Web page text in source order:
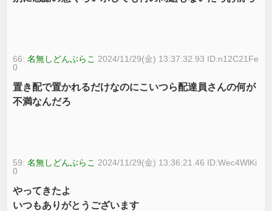
66:名無しどんぶらこ 2024/11/29(金) 13:37:32.93 ID:n12C21Fe
0
置き配で置かれるだけなのにこいつら配達員さんの何が
不満なんだろ
59:名無しどんぶらこ 2024/11/29(金) 13:36:21.46 ID:Wec4WlKi
0
やってきたよ
いつもありがとうございます